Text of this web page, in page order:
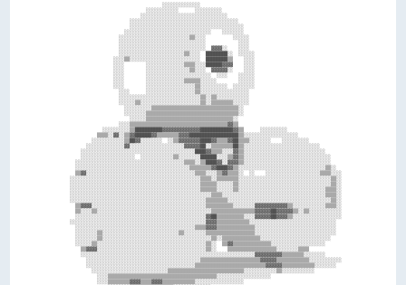
                                    ░░░░░░░░░░░░░░
                              ░░░░░░░░░░░░      ░░░░░░░░░░
                            ░░░░░░░░░░░░░░░░░░░░░░░░░░░░░░░░
                        ░░░░░░░░░░░░░░░░░░░░░░░░░░░░░░░░░░░░░░░░
                        ░░░░░░░░░░░░░░░░░░░░░░░░░░░░░░░░░░░░░░░░░░
                      ░░░░░░░░░░░░░░░░░░░░░░░░░░░░░░░░    ░░░░░░░░
                    ░░░░░░░░░░░░░░░░░░░░░░░░░░▒▒░░░░          ░░░░░░
                    ░░░░░░░░░░░░░░░░░░░░░░░░░░░░░░░░            ░░░░
                    ░░░░░░░░░░░░░░░░░░░░░░░░░░░░░░░░  ▓▓▓▓░░    ░░░░
                    ░░░░░░░░░░░░░░░░░░░░░░░░▒▒░░░░  ████████░░  ░░░░░░
                  ░░░░▒▒░░░░░░░░░░░░░░░░░░░░░░░░░░  ████████▒▒    ░░░░
                  ░░░░        ░░░░░░░░░░░░░░▒▒▒▒░░░░██████▓▓▓▓    ░░░░
                  ░░░░        ░░░░░░░░░░░░░░░░▒▒░░░░  ▓▓▓▓▓▓░░    ░░░░
                  ░░░░        ░░░░░░░░░░░░░░░░░░░░░░░░  ░░░░    ░░░░░░
                  ░░░░        ░░░░░░░░░░░░░░▒▒▒▒▒▒░░░░░░        ░░░░░░
                  ░░░░        ░░░░░░░░░░░░░░░░░░▒▒░░░░░░░░░░  ░░░░░░░░
                    ░░░░      ░░░░░░░░░░░░░░░░░░▒▒░░░░░░░░░░░░░░░░░░
                    ░░░░░░░░░░░░░░░░░░░░░░░░░░░░░░▒▒░░▒▒░░░░░░░░░░░░
                    ░░░░░░▒▒░░░░░░░░░░░░░░░░░░░░░░▒▒░░▒▒▒▒▒▒▒▒░░░░░░
                      ░░░░░░░░░░▒▒▒▒▒▒▒▒▒▒▒▒▒▒▒▒▒▒▒▒▒▒▒▒▒▒▒▒▒▒▒▒░░
                      ░░░░░░░░▒▒▒▒▒▒▒▒▒▒▒▒▒▒▒▒▒▒▒▒▒▒▒▒▒▒▒▒▒▒▒▒▒▒░░
                        ░░░░░░▒▒▒▒▒▒▒▒▒▒▒▒▒▒▒▒▒▒▒▒▒▒▒▒▒▒▒▒▒▒▒▒░░
                    ░░░░▒▒▒▒▒▒▒▒▒▒▒▒▒▒▒▒▒▒▒▒▒▒▒▒▒▒▒▒▒▒▒▒▒▒▒▒▓▓▒▒
              ░░░░░░░░░░▒▒██████████▓▓▓▓▓▓▓▓▓▓▓▓▓▓████████████▓▓▒▒      ░░░░░░░░░░
            ▒▒▒▒░░▓▓░░▒▒▓▓██████▓▓▒▒▒▒▒▒▒▒▓▓▓▓██████████████████▒▒░░░░░░░░░░░░░░░░░░░░
          ░░░░░░░░░░░░▒▒██▓▓░░░░░░░░  ░░▒▒▓▓▓▓▓▓▓▓████▓▓▒▒▒▒▓▓██▒▒▒▒░░░░░░░░    ░░░░░░░░░░
        ░░░░░░░░░░░░░░▓▓░░░░░░░░░░░░░░░░░░░░▓▓▓▓▓▓██░░▒▒▒▒▒▒▒▒██▒▒░░░░░░░░░░░░░░░░░░░░░░░░░░░░
      ░░░░░░░░░░░░░░░░░░░░░░░░░░░░░░░░░░░░░░░░░░████▓▓▒▒▒▒░░░░▓▓▒▒░░░░░░░░░░░░░░░░░░░░░░░░░░░░░░
      ░░░░░░░░░░░░░░░░░░░░  ░░░░░░░░░░░░▒▒░░░░░░░░██████░░░░▒▒▓▓▒▒░░░░░░░░░░░░░░░░░░░░░░░░░░░░░░░░
    ░░░░░░░░░░░░░░░░░░░░░░░░░░░░░░░░░░░░░░░░▒▒▒▒░░▒▒████▓▓░░▓▓▓▓▒▒░░░░░░░░░░░░░░░░░░░░░░░░░░░░░░░░
    ░░░░░░░░░░░░░░░░░░░░░░░░░░░░░░░░░░░░░░░░░░▒▒▒▒▒▒▒▒▓▓████▓▓▒▒░░░░░░░░░░░░░░░░░░░░░░░░░░░░░░░░▒▒░░
    ▒▒▓▓░░░░░░░░░░░░░░░░░░░░░░░░░░░░░░░░░░░░░░░░▒▒▒▒░░░░▒▒▓▓▒▒▒▒░░  ░░    ░░░░░░░░░░░░░░░░░░░░▒▒▒▒░░░░
  ░░░░░░░░░░░░░░░░░░░░░░░░░░░░░░░░░░░░░░░░░░░░░░░░▒▒▒▒░░▒▒▒▒▒▒▒▒░░░░░░░░░░░░░░░░░░░░░░░░░░░░░░░░░░▒▒░░
  ░░░░░░░░░░░░░░░░░░░░░░░░░░░░░░░░░░░░░░░░░░░░░░░░▒▒▒▒▒▒░░░░░░▒▒░░░░░░░░░░░░░░░░░░░░░░░░░░░░░░░░░░▒▒░░
  ░░░░░░░░░░░░░░░░░░░░░░░░░░░░░░░░░░░░░░░░░░░░░░░░▒▒▒▒▒▒░░░░░░▒▒░░░░░░░░░░░░░░░░░░░░░░░░░░░░░░░░▒▒▒▒░░
  ░░░░░░░░░░░░░░░░░░░░░░░░░░░░░░░░░░░░░░░░░░░░░░░░░░░░▒▒▒▒░░░░░░░░░░░░░░░░░░░░░░░░░░░░░░░░░░░░░░▒▒▒▒░░
  ░░░░░░░░░░░░░░░░░░░░░░░░░░░░░░░░░░░░░░░░░░░░░░░░░░▒▒▒▒▒▒▒▒░░░░░░░░░░░░░░░░░░░░░░░░░░░░░░░░░░░░░░▒▒░░
    ▒▒▓▓▓▓░░░░░░░░░░░░░░░░░░░░░░░░░░░░░░░░░░░░░░░░░░▒▒▒▒▒▒▒▒▒▒░░░░░░░░▓▓▓▓▓▓▓▓▓▓▓▓▒▒░░░░░░░░░░░░▒▒▒▒░░
    ▒▒░░░░▒▒░░░░░░░░░░░░░░░░░░░░░░░░░░░░░░░░░░░░░░░░░░▒▒▒▒▒▒▒▒▒▒▒▒▒▒▒▒▓▓▓▓▓▓██▓▓▓▓▓▓▒▒░░▒▒░░░░░░░░░░░░
    ░░░░░░░░░░░░░░░░░░░░░░░░░░░░░░░░░░░░░░░░░░░░░░░░▓▓██▒▒▒▒▒▒▒▒▒▒░░░░▓▓▓▓▓▓██▓▓▓▓▒▒░░░░░░░░░░░░░░░░░░
  ░░░░░░░░░░░░░░░░░░░░░░░░░░░░░░░░░░░░░░░░░░░░░░░░░░▓▓▓▓▒▒▒▒▒▒▒▒▒▒▒▒░░░░░░░░░░░░░░░░░░░░░░░░░░░░░░░░
    ░░░░░░░░░░░░░░░░░░░░░░░░░░░░░░░░░░░░░░░░░░░░▒▒▒▒▓▓▓▓▒▒▒▒▒▒▒▒▒▒▒▒▒▒░░░░░░░░░░░░░░░░░░░░░░░░░░░░░░
    ░░░░░░░░▒▒░░░░░░░░░░░░░░░░░░░░░░░░░░░░▒▒░░░░░░░░▒▒▒▒▒▒▒▒▒▒▒▒▒▒▒▒▒▒░░░░░░░░░░░░░░░░░░░░░░░░░░░░░░
    ░░░░░░░░▒▒░░░░░░░░░░░░░░░░░░░░░░░░░░░░░░░░░░░░░░░░▒▒░░▒▒▒▒▒▒▒▒▒▒▒▒▒▒░░░░░░░░░░░░░░░░░░░░░░░░░░
    ░░░░░░▒▒░░░░░░░░░░░░░░░░░░░░░░░░░░░░░░░░░░░░░░░░▒▒░░  ▒▒▓▓▒▒▒▒▒▒▒▒▒▒▒▒▒▒░░░░░░░░░░░░░░░░░░░░
      ▒▒▓▓▓▓░░░░░░░░░░░░░░░░░░░░░░░░░░░░░░░░░░░░░░░░▒▒░░    ▒▒▒▒▒▒▒▒▒▒▒▒▒▒▒▒▒▒░░░░░░░░▒▒▒▒
      ░░░░░░░░░░░░░░░░░░░░░░░░░░░░░░░░░░░░░░░░░░░░░░░░░░░░░░░░░░░░░░░░▓▓▓▓▓▓▓▓▓▓▒▒▒▒▒▒▒▒░░░░░░░░
        ░░░░░░░░░░░░░░░░░░░░░░░░░░░░░░░░░░░░░░░░░░▒▒▒▒▒▒▒▒▒▒▒▒▒▒▒▒▒▒▒▒▒▒▓▓▓▓▓▓▒▒▒▒▒▒▒▒▒▒▒▒░░░░░░░░░░░░
        ░░░░░░░░░░░░░░░░░░░░░░░░░░░░░░░░░░░░░░░░▒▒▒▒▒▒▒▒▒▒▒▒▒▒▒▒▒▒▒▒▒▒▒▒▒▒▓▓▓▓▓▓▒▒▒▒▒▒▒▒▒▒▒▒░░░░░░░░
          ░░░░░░░░░░░░░░░░░░░░░░░░░░░░▒▒▒▒▒▒▒▒▒▒▒▒▒▒▒▒▒▒▒▒▒▒▒▒▒▒▒▒░░░░░░░░░░░░▒▒░░░░░░░░░░░░
            ░░░░▒▒▒▒▒▒▒▒▒▒▒▒▒▒▒▒▒▒▒▒▒▒▒▒▒▒▒▒▒▒▒▒▒▒▒▒▒▒▒▒░░░░░░░░░░░░░░░░░░░░
            ░░░░▒▒▒▒▒▒▒▒▓▓▓▓▒▒▒▒▓▓▓▓▒▒▒▒▒▒▒▒▒▒▒▒░░░░░░░░░░░░░░░░░░